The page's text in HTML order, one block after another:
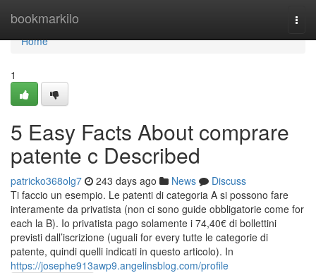
bookmarkilo
Home
Home
1
5 Easy Facts About comprare
patente c Described
patricko368olg7 243 days ago News
Discuss
Ti faccio un esempio. Le patenti di categoria A si possono fare
interamente da privatista (non ci sono guide obbligatorie come for
each la B). Io privatista pago solamente i 74,40€ di bollettini
previsti dall’iscrizione (uguali for every tutte le categorie di
patente, quindi quelli indicati in questo articolo). In
https://josephe913awp9.angelinsblog.com/profile